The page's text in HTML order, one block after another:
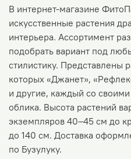
В интернет-магазине
искусственные растения
интерьера. Ассортимент
подобрать вариант под
стилистику. Представлены
которых «Джанет»,
и другие, каждый со
облика. Высота растений
экземпляров 40–45 см до
до 140 см. Доставка
по Бузулуку.